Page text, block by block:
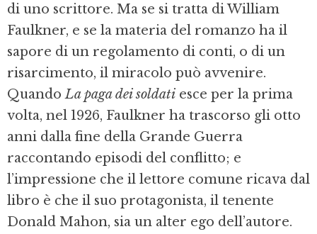
di uno scrittore. Ma se si tratta di William
Faulkner, e se la materia del romanzo ha il
sapore di un regolamento di conti, o di un
risarcimento, il miracolo può avvenire.
QuandoLa paga dei soldati esce per la prima
volta, nel 1926, Faulkner ha trascorso gli otto
anni dalla fine della Grande Guerra
raccontando episodi del conflitto; e
l’impressione che il lettore comune ricava dal
libro è che il suo protagonista, il tenente
Donald Mahon, sia un alter ego dell’autore.